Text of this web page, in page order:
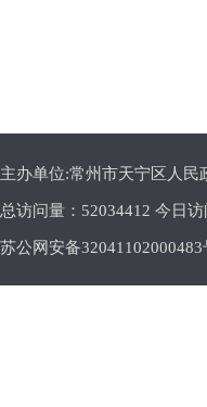
主办单位:常州市天宁区人民
总访问量： 52034412 今日访
苏公网安备